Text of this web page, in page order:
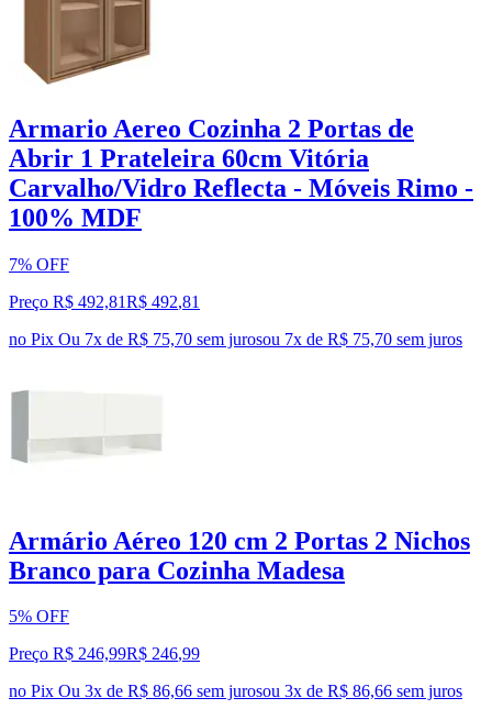
Armario Aereo Cozinha 2 Portas de
Abrir 1 Prateleira 60cm Vitória
Carvalho/Vidro Reflecta - Móveis Rimo -
100% MDF
7% OFF
Preço R$ 492,81R$ 492,81
no Pix Ou 7x de R$ 75,70 sem jurosou 7x de R$ 75,70 sem juros
Armário Aéreo 120 cm 2 Portas 2 Nichos
Branco para Cozinha Madesa
5% OFF
Preço R$ 246,99R$ 246,99
no Pix Ou 3x de R$ 86,66 sem jurosou 3x de R$ 86,66 sem juros